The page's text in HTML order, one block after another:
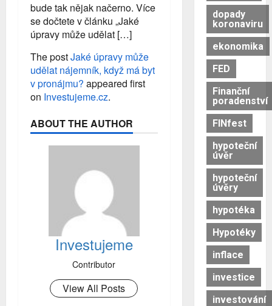
bude tak nějak načerno. Více
se dočtete v článku „Jaké
úpravy může udělat […]
The postJaké úpravy může
udělat nájemník, když má byt
v pronájmu? appeared first
on Investujeme.cz.
ABOUT THE AUTHOR
Investujeme
Contributor
View All Posts
dopady
koronaviru
ekonomika
FED
Finanční
poradenství
FINfest
hypoteční
úvěr
hypoteční
úvěry
hypotéka
Hypotéky
inflace
investice
investování